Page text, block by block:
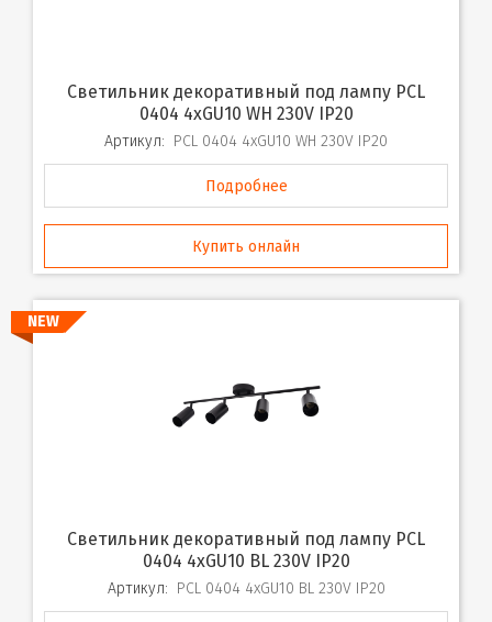
Светильник декоративный под лампу PCL
0404 4xGU10 WH 230V IP20
Артикул: PCL 0404 4xGU10 WH 230V IP20
Подробнее
Купить онлайн
NEW
Светильник декоративный под лампу PCL
0404 4xGU10 BL 230V IP20
Артикул: PCL 0404 4xGU10 BL 230V IP20